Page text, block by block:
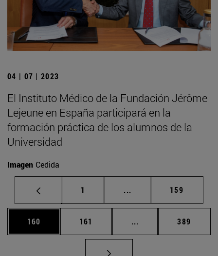
04 | 07 | 2023
El Instituto Médico de la Fundación Jérôme
Lejeune en España participará en la
formación práctica de los alumnos de la
Universidad
Imagen Cedida
Página
1 ... Páginas intermedias
Página
159
Página
160 Página
161 ... Páginas intermedias
Página
389